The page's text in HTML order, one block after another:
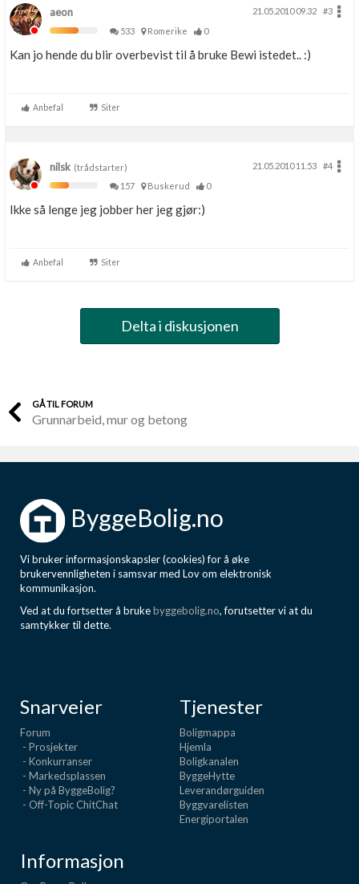
aeon 21.05.2010 09.32
#3
533
Romerike 0
Kan jo hende du blir overbevist til å bruke Bewi istedet.. :)
Anbefal Siter
nilsk (trådstarter) 21.05.2010 11.53
#4
157
Buskerud 0
Ikke så lenge jeg jobber her jeg gjør:)
Anbefal Siter
Delta i diskusjonen
GÅ TIL FORUM
Grunnarbeid, mur og betong
ByggeBolig.no
Vi bruker informasjonskapsler (cookies) for å øke
brukervennligheten i samsvar med Lov om elektronisk
kommunikasjon.
Ved at du fortsetter å brukebyggebolig.no, forutsetter vi at du
samtykker til dette.
Snarveier
Forum
- Prosjekter
- Konkurranser
- Markedsplassen
- Ny på ByggeBolig?
- Off-Topic ChitChat
Tjenester
Boligmappa
Hjemla
Boligkanalen
ByggeHytte
Leverandørguiden
Byggvarelisten
Energiportalen
Informasjon